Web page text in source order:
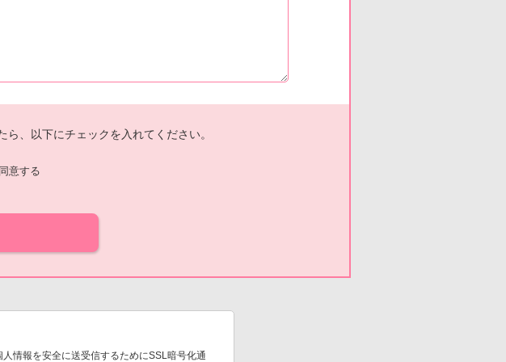
、以下にチェックを入れてください。
意する
情報を安全に送受信するためにSSL暗号化通